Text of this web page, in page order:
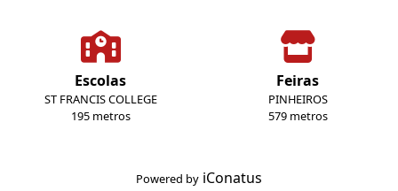
Escolas
ST FRANCIS COLLEGE
195 metros
Feiras
PINHEIROS
579 metros
Powered by iConatus